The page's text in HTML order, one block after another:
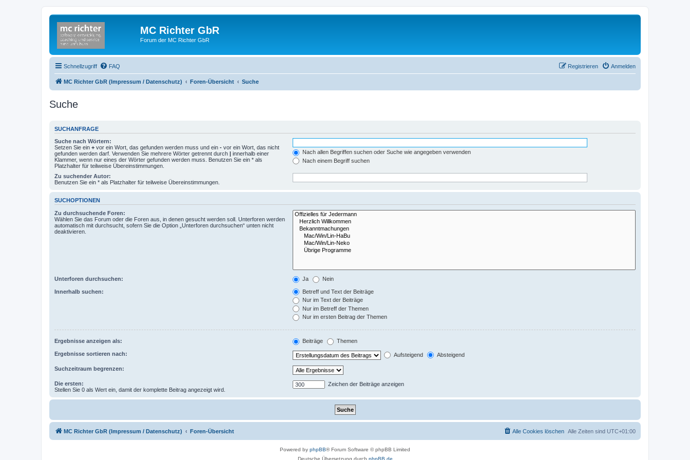
MC Richter GbR
Forum der MC Richter GbR
Schnellzugriff FAQ Anmelden
Registrieren
MC Richter GbR (Impressum / Datenschutz) Foren-Übersicht Suche
Suche
SUCHANFRAGE
Suche nach Wörtern:
Setzen Sie ein + vor ein Wort, das gefunden werden muss und ein - vor ein Wort, das nicht
gefunden werden darf. Verwenden Sie mehrere Wörter getrennt durch | innerhalb einer
Klammer, wenn nur eines der Wörter gefunden werden muss. Benutzen Sie ein * als
Platzhalter für teilweise Übereinstimmungen.
Nach allen Begriffen suchen oder Suche wie angegeben verwenden
Nach einem Begriff suchen
Zu suchender Autor:
Benutzen Sie ein * als Platzhalter für teilweise Übereinstimmungen.
SUCHOPTIONEN
Zu durchsuchende Foren:
Wählen Sie das Forum oder die Foren aus, in denen gesucht werden soll. Unterforen werden
automatisch mit durchsucht, sofern Sie die Option „Unterforen durchsuchen“ unten nicht
deaktivieren.
Unterforen durchsuchen: Ja Nein
Innerhalb suchen:
Betreff und Text der Beiträge
Nur im Text der Beiträge
Nur im Betreff der Themen
Nur im ersten Beitrag der Themen
Ergebnisse anzeigen als: Beiträge Themen
Ergebnisse sortieren nach: Aufsteigend Absteigend
Suchzeitraum begrenzen:
Die ersten:
Stellen Sie 0 als Wert ein, damit der komplette Beitrag angezeigt wird.
Zeichen der Beiträge anzeigen
MC Richter GbR (Impressum / Datenschutz) Foren-Übersicht Alle Zeiten sind UTC+01:00
Alle Cookies löschen
Powered by phpBB® Forum Software © phpBB Limited
Deutsche Übersetzung durch phpBB.de